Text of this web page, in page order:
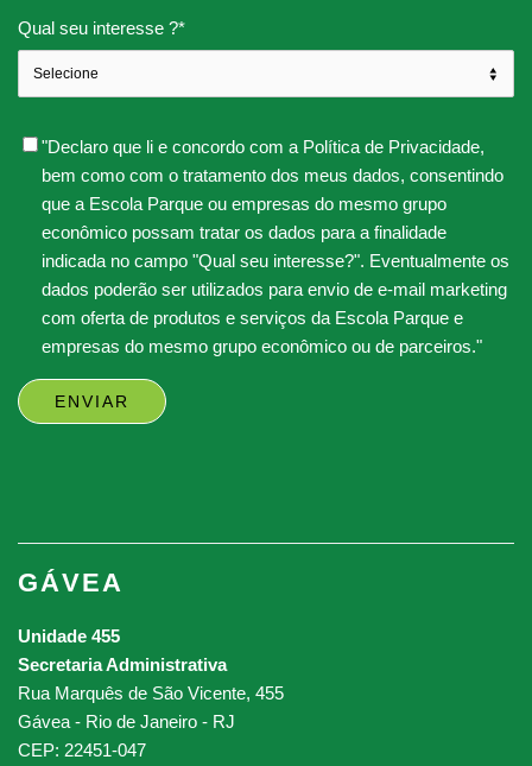
Qual seu interesse ?*
"Declaro que li e concordo com a Política de Privacidade,
bem como com o tratamento dos meus dados, consentindo
que a Escola Parque ou empresas do mesmo grupo
econômico possam tratar os dados para a finalidade
indicada no campo "Qual seu interesse?". Eventualmente os
dados poderão ser utilizados para envio de e-mail marketing
com oferta de produtos e serviços da Escola Parque e
empresas do mesmo grupo econômico ou de parceiros."
GÁVEA
Unidade 455
Secretaria Administrativa
Rua Marquês de São Vicente, 455
Gávea - Rio de Janeiro - RJ
CEP: 22451-047